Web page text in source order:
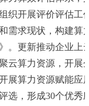
织开展评价评估工
需求现状，构建算
。更新推动企业上
云算力资源，开展
展算力资源赋能应
选，形成30个优秀